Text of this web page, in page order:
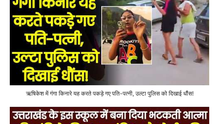
ऋषिकेश में गंगा किनारे यह करते पकड़े गए पति-पत्नी, उल्टा पुलिस को दिखाई धौंस!